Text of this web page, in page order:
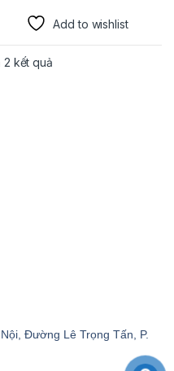
Add to wishlist
2 kết quả
Đường Lê Trọng Tấn, P.